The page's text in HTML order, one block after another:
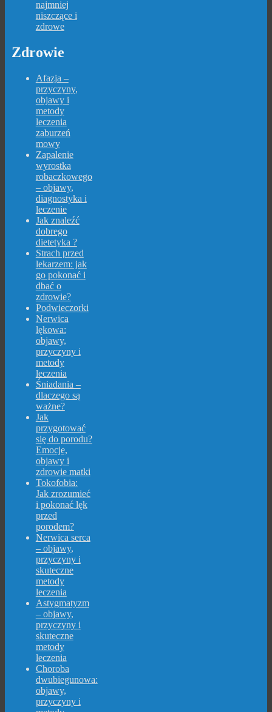
najmniej
niszczące i
zdrowe
Zdrowie
Afazja –
przyczyny,
objawy i
metody
leczenia
zaburzeń
mowy
Zapalenie
wyrostka
robaczkowego
– objawy,
diagnostyka i
leczenie
Jak znaleźć
dobrego
dietetyka ?
Strach przed
lekarzem: jak
go pokonać i
dbać o
zdrowie?
Podwieczorki
Nerwica
lękowa:
objawy,
przyczyny i
metody
leczenia
Śniadania –
dlaczego są
ważne?
Jak
przygotować
się do porodu?
Emocje,
objawy i
zdrowie matki
Tokofobia:
Jak zrozumieć
i pokonać lęk
przed
porodem?
Nerwica serca
– objawy,
przyczyny i
skuteczne
metody
leczenia
Astygmatyzm
– objawy,
przyczyny i
skuteczne
metody
leczenia
Choroba
dwubiegunowa:
objawy,
przyczyny i